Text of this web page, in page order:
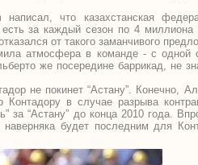
что казахстанская
за каждый сезон по 4
от такого заманчивого
атмосфера в команде - с одной
же посередине баррикад, не
не покинет “Астану”. Конечно,
в случае разрыва
за “Астану” до конца 2010 года.
будет последним для